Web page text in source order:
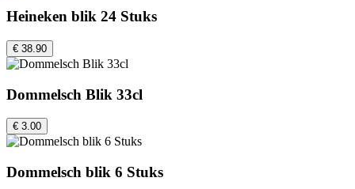
Heineken blik 24 Stuks
€ 38.90
Dommelsch Blik 33cl
€ 3.00
Dommelsch blik 6 Stuks